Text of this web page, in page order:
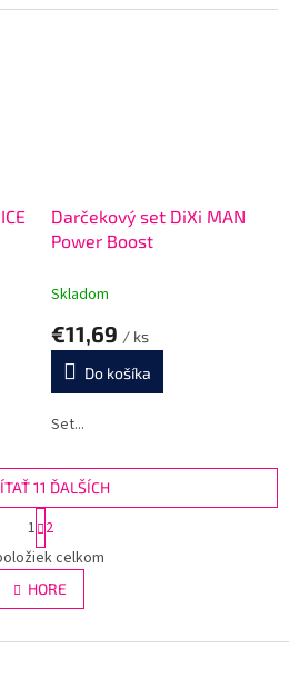
Darčekový set DiXi MAN
Power Boost
Skladom
€11,69 / ks
Do košíka
Set...
O
v
l
á
11 ĎALŠÍCH
S
t
r
á
n
k
v
1 2
celkom
HORE